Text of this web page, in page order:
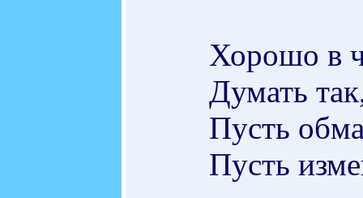
Хорошо в
Думать
Пусть
Пусть